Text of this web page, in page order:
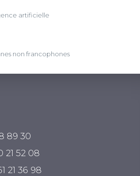
artificielle
non francophones
89 30
21 52 08
21 36 98